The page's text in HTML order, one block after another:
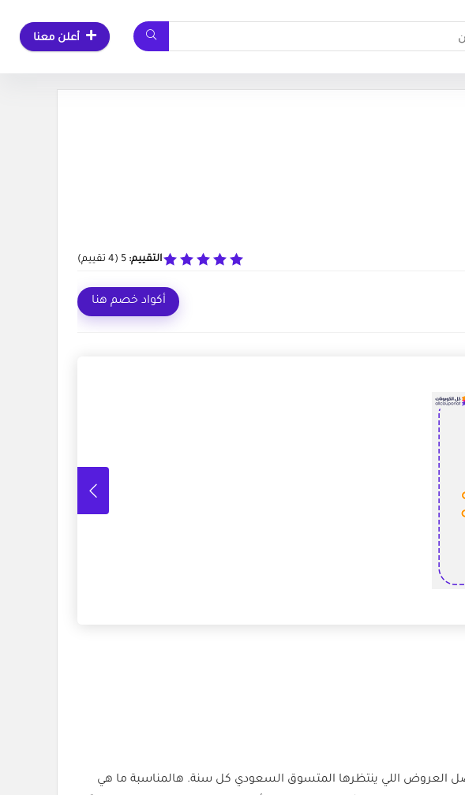
أعلن معنا
التقييم: 5
(
4 تقييم)
أكواد خصم هنا
بإطلاق أقوى وأفضل العروض اللي ينتظرها المتسوق السعودي كل سنة. هالمناسبة ما هي